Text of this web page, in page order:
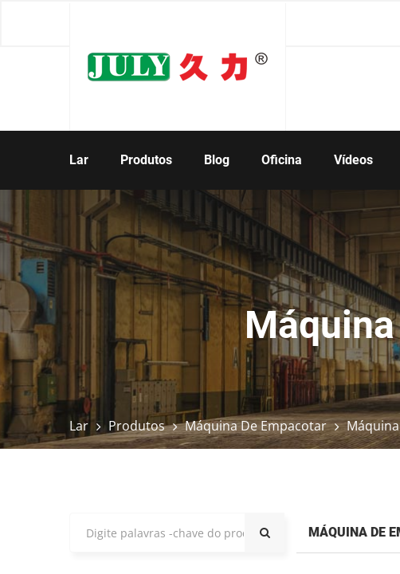
Lar Produtos Blog Oficina Vídeos
Lar Produtos Máquina De Empacotar
MÁQUINA DE